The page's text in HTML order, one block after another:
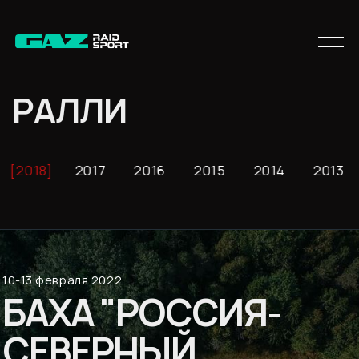
РАЛЛИ
2018 2017 2016 2015 2014 2013
10-13 февраля 2022
БАХА "РОССИЯ-